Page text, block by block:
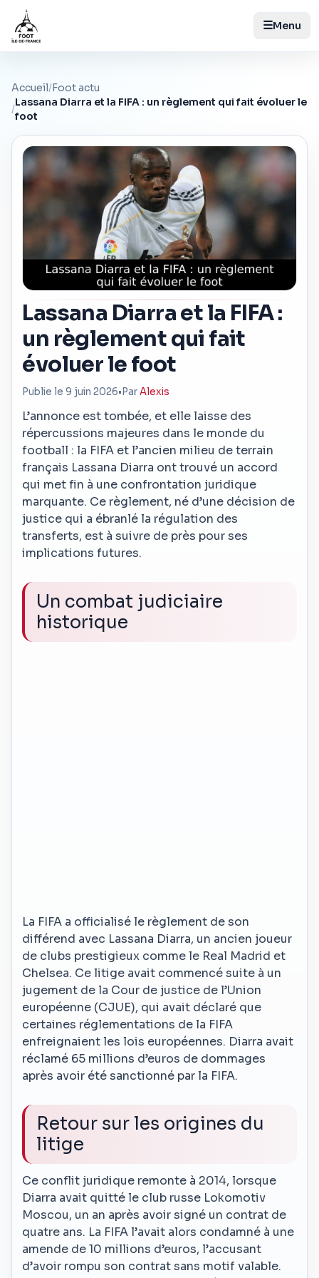
☰Menu
Accueil/Foot actu
/
Lassana Diarra et la FIFA : un règlement qui fait évoluer le
foot
Lassana Diarra et la FIFA :
un règlement qui fait
évoluer le foot
Publie le 9 juin 2026• ParAlexis
L’annonce est tombée, et elle laisse des
répercussions majeures dans le monde du
football : la FIFA et l’ancien milieu de terrain
français Lassana Diarra ont trouvé un accord
qui met fin à une confrontation juridique
marquante. Ce règlement, né d’une décision de
justice qui a ébranlé la régulation des
transferts, est à suivre de près pour ses
implications futures.
Un combat judiciaire
historique
La FIFA a officialisé le règlement de son
différend avec Lassana Diarra, un ancien joueur
de clubs prestigieux comme le Real Madrid et
Chelsea. Ce litige avait commencé suite à un
jugement de la Cour de justice de l’Union
européenne (CJUE), qui avait déclaré que
certaines réglementations de la FIFA
enfreignaient les lois européennes. Diarra avait
réclamé 65 millions d’euros de dommages
après avoir été sanctionné par la FIFA.
Retour sur les origines du
litige
Ce conflit juridique remonte à 2014, lorsque
Diarra avait quitté le club russe Lokomotiv
Moscou, un an après avoir signé un contrat de
quatre ans. La FIFA l’avait alors condamné à une
amende de 10 millions d’euros, l’accusant
d’avoir rompu son contrat sans motif valable.